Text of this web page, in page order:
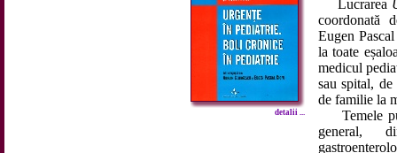
detalii ...
Lucrarea
coordonată
Eugen
la toate
medicul
sau spital,
de familie la
Temele
general,